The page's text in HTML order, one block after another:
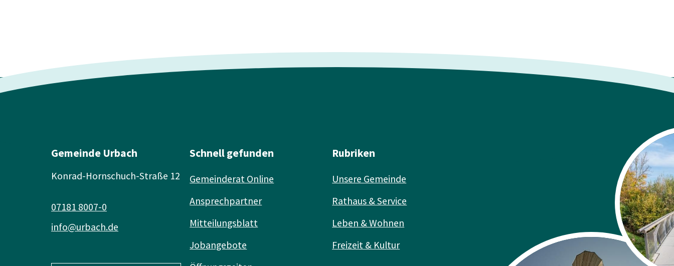
Gemeinde Urbach
Konrad-Hornschuch-Straße 12
info@urbach.de
07181 8007-0
Schnell gefunden
Gemeinderat Online
Ansprechpartner
Mitteilungsblatt
Jobangebote
Rubriken
Unsere Gemeinde
Rathaus & Service
Leben & Wohnen
Freizeit & Kultur